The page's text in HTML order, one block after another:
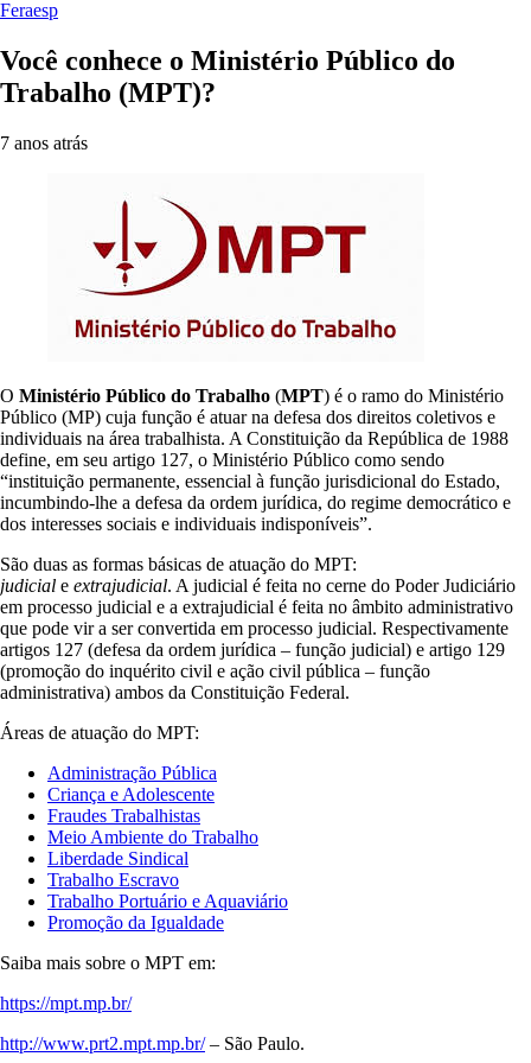
Feraesp
Você conhece o Ministério Público do
Trabalho (MPT)?
7 anos atrás
O Ministério Público do Trabalho (MPT) é o ramo do Ministério
Público (MP) cuja função é atuar na defesa dos direitos coletivos e
individuais na área trabalhista. A Constituição da República de 1988
define, em seu artigo 127, o Ministério Público como sendo
“instituição permanente, essencial à função jurisdicional do Estado,
incumbindo-lhe a defesa da ordem jurídica, do regime democrático e
dos interesses sociais e individuais indisponíveis”.
São duas as formas básicas de atuação do MPT:
judicial e extrajudicial. A judicial é feita no cerne do Poder Judiciário
em processo judicial e a extrajudicial é feita no âmbito administrativo
que pode vir a ser convertida em processo judicial. Respectivamente
artigos 127 (defesa da ordem jurídica – função judicial) e artigo 129
(promoção do inquérito civil e ação civil pública – função
administrativa) ambos da Constituição Federal.
Áreas de atuação do MPT:
Administração Pública
Criança e Adolescente
Fraudes Trabalhistas
Meio Ambiente do Trabalho
Liberdade Sindical
Trabalho Escravo
Trabalho Portuário e Aquaviário
Promoção da Igualdade
Saiba mais sobre o MPT em:
https://mpt.mp.br/
http://www.prt2.mpt.mp.br/– São Paulo.